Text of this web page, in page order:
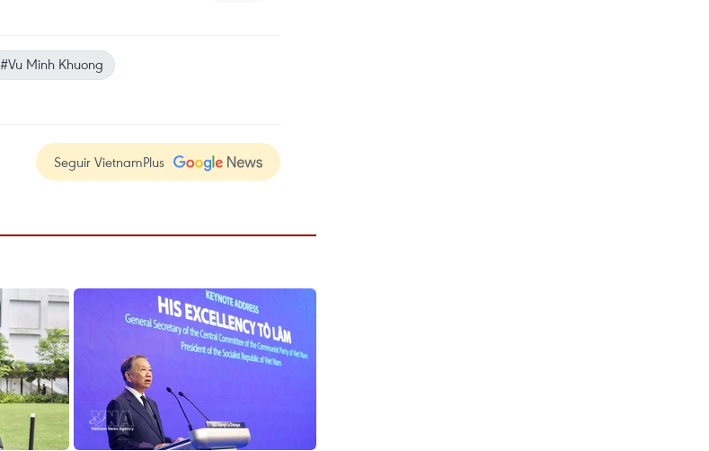
#Vu Minh Khuong
Seguir VietnamPlus